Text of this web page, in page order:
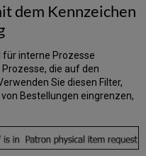
dem Kennzeichen
für interne Prozesse
die auf den
Sie diesen Filter,
Bestellungen eingrenzen,